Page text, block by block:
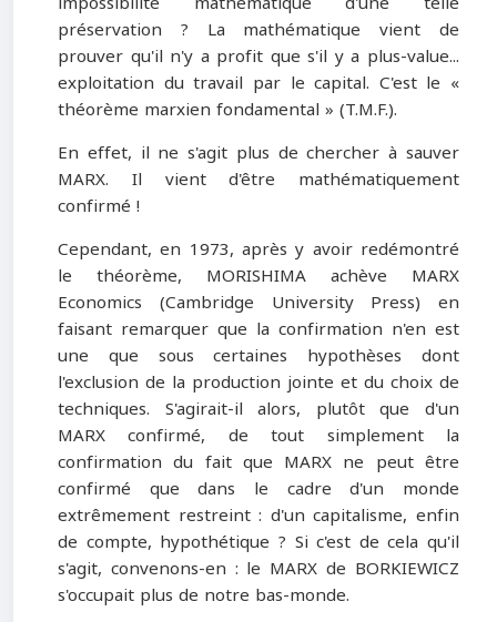
préservation ? La mathématique vient de
prouver qu'il n'y a profit que s'il y a plus-value...
exploitation du travail par le capital. C'est le «
théorème marxien fondamental » (T.M.F.).
En effet, il ne s'agit plus de chercher à sauver
MARX. Il vient d'être mathématiquement
confirmé !
Cependant, en 1973, après y avoir redémontré
le théorème, MORISHIMA achève MARX
Economics (Cambridge University Press) en
faisant remarquer que la confirmation n'en est
une que sous certaines hypothèses dont
l'exclusion de la production jointe et du choix de
techniques. S'agirait-il alors, plutôt que d'un
MARX confirmé, de tout simplement la
confirmation du fait que MARX ne peut être
confirmé que dans le cadre d'un monde
extrêmement restreint : d'un capitalisme, enfin
de compte, hypothétique ? Si c'est de cela qu'il
s'agit, convenons-en : le MARX de BORKIEWICZ
s'occupait plus de notre bas-monde.